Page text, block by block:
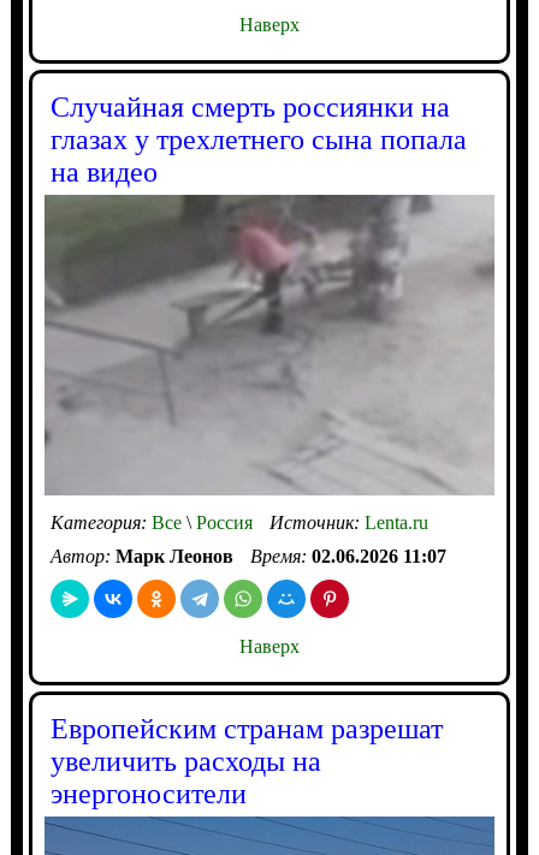
Наверх
Случайная смерть россиянки на
глазах у трехлетнего сына попала
на видео
Категория: Все\Россия Источник: Lenta.ru
Автор: Марк Леонов Время: 02.06.2026 11:07
Наверх
Европейским странам разрешат
увеличить расходы на
энергоносители